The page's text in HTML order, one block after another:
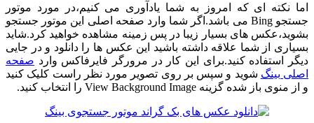
اما نکته ای که امروز به شما یادآوری می کنیم،در مورد موتور
جستجو Bing می باشد.اگر شما وارد صفحه اصلی این موتور جستجو
بشوید،عکس های بسیار زیبا در پس زمینه مشاهده خواهید کرد.شاید
بسیاری از شما علاقه داشته باشید این عکس ها را دانلود و در جایی
دیگر استفاده کنید.برای این کار در مرورگر فایرفاکس وارد صفحه
اصلی بینگ شوید و سپس بر روی تصویر مورد نظر راست کلیک کنید
و از منوی باز شده گزینه View Background Image را انتخاب کنید.